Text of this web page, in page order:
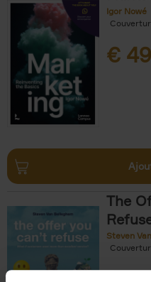
Igor Nowé
€
The
Steven